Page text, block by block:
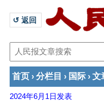
↺ 返回
首页 › 分栏目 › 国际 › 文
2024年6月1日 发表